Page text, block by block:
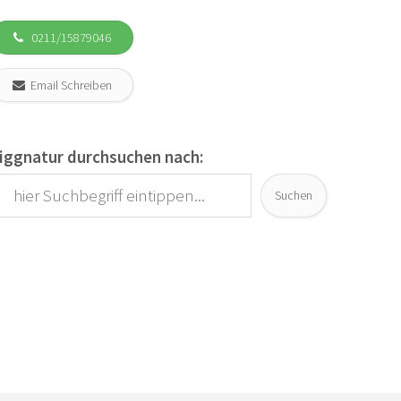
0211/15879046
Email Schreiben
durchsuchen nach:
Suchen